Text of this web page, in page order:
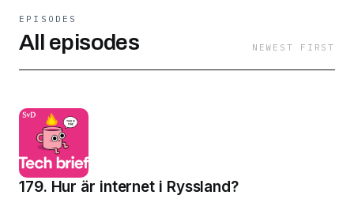
EPISODES
All episodes NEWEST FIRST
179. Hur är internet i Ryssland?